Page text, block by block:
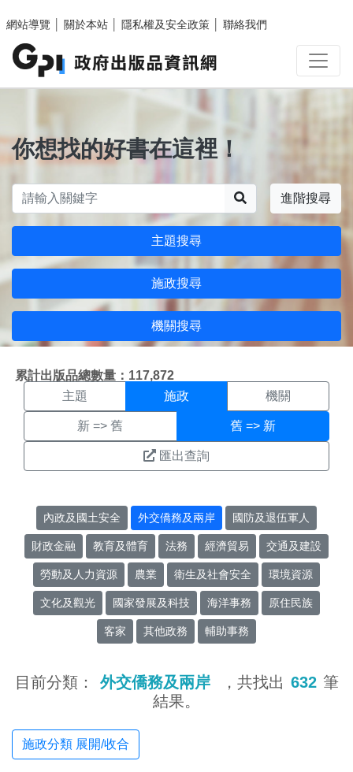
網站導覽
關於本站 隱私權及安全政策 聯絡我們
你想找的好書在這裡！
進階搜尋
主題搜尋
施政搜尋
機關搜尋
累計出版品總數量：117,872
施政搜尋結果頁面
主題 施政 機關
新 => 舊 舊 => 新
匯出查詢
內政及國土安全 外交僑務及兩岸 國防及退伍軍人
財政金融 教育及體育 法務 經濟貿易 交通及建設
勞動及人力資源 農業 衛生及社會安全 環境資源
文化及觀光 國家發展及科技 海洋事務 原住民族
客家 其他政務 輔助事務
目前分類： 外交僑務及兩岸 ，共找出 632 筆
結果。
施政分類 展開/收合